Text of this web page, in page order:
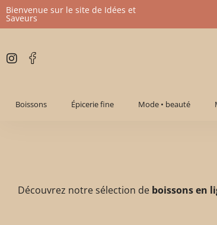
Aller
contenu
Bienvenue sur le site de Idées et
Saveurs
Boissons Épicerie fine Mode • beauté
Découvrez notre sélection de boissons en